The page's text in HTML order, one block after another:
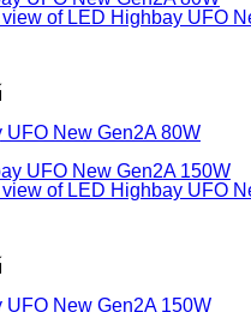
UFO New Gen2A 80W
UFO New Gen2A 150W